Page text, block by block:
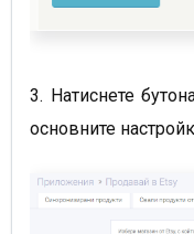
3. Натиснете
основните